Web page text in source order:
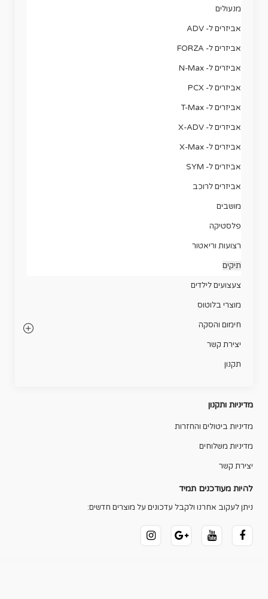
מנעולים
אביזרים ל- ADV
אביזרים ל- FORZA
אביזרים ל- N-Max
אביזרים ל- PCX
אביזרים ל- T-Max
אביזרים ל- X-ADV
אביזרים ל- X-Max
אביזרים ל- SYM
אביזרים לרוכב
מושבים
פלסטיקה
רצועות וריאטור
תיקים
צעצועים לילדים
מוצרי בלוטוס
חימום והסקה
יצירת קשר
תקנון
מדיניות ותקנון
מדיניות ביטולים והחזרות
מדיניות משלוחים
יצירת קשר
להיות מעודכנים תמיד
ניתן לעקוב אחרנו ולקבל עדכונים על מוצרים חדשים: